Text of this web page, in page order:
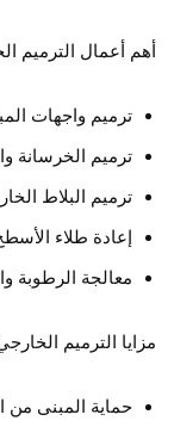
أهم أعمال الترميم
ترميم واجهات
ترميم الخرسانة
ترميم البلاط
إعادة طلاء
معالجة الرطوبة
مزايا الترميم
حماية المبنى من